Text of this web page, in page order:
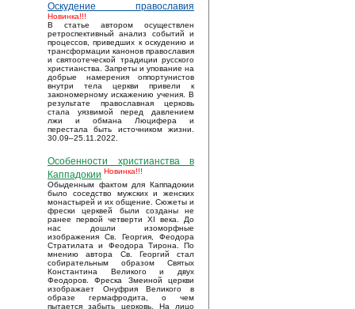
Оскудение православия
Новинка!!!
В статье автором осуществлен
ретроспективный анализ событий и
процессов, приведших к оскудению и
трансформации канонов православия
и святоотеческой традиции русского
христианства. Запреты и упование на
добрые намерения оппортунистов
внутри тела церкви привели к
закономерному искажению учения. В
результате православная церковь
стала уязвимой перед давлением
лжи и обмана Люцифера и
перестала быть источником жизни.
30.09–25.11.2022.
Особенности христианства в
Каппадокии Новинка!!!
Обыденным фактом для Каппадокии
было соседство мужских и женских
монастырей и их общение. Сюжеты и
фрески церквей были созданы не
ранее первой четверти XI века. До
нас дошли изоморфные
изображения Св. Георгия, Феодора
Стратилата и Феодора Тирона. По
мнению автора Св. Георгий стал
собирательным образом Святых
Константина Великого и двух
Феодоров. Фреска Змеиной церкви
изображает Онуфрия Великого в
образе гермафродита, о чем
пытается забыть церковь. На лицо